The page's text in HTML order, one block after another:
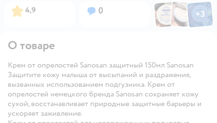
Рейтинг:
4,9 Вопросов:
0 ФотоФотоФото
+3
Открыть
О товаре
Крем от опрелостей Sanosan защитный 150мл Sanosan
Защитите кожу малыша от высыпаний и раздражения,
вызванных использованием подгузника. Крем от
опрелостей немецкого бренда Sanosan сохраняет кожу
сухой, восстанавливает природные защитные барьеры и
ускоряет заживление.